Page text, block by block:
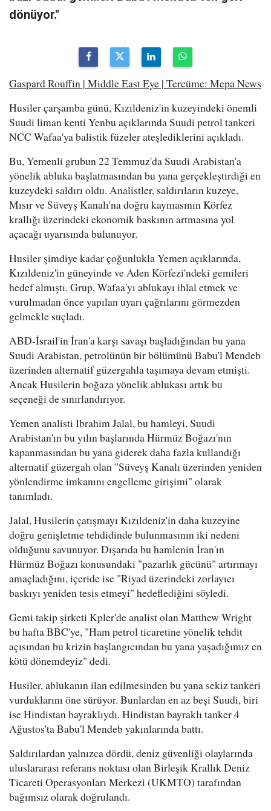
dönüyor."
Gaspard Rouffin | Middle East Eye | Tercüme: Mepa News
Husiler çarşamba günü, Kızıldeniz'in kuzeyindeki önemli
Suudi liman kenti Yenbu açıklarında Suudi petrol tankeri
NCC Wafaa'ya balistik füzeler ateşlediklerini açıkladı.
Bu, Yemenli grubun 22 Temmuz'da Suudi Arabistan'a
yönelik abluka başlatmasından bu yana gerçekleştirdiği en
kuzeydeki saldırı oldu. Analistler, saldırıların kuzeye,
Mısır ve Süveyş Kanalı'na doğru kaymasının Körfez
krallığı üzerindeki ekonomik baskının artmasına yol
açacağı uyarısında bulunuyor.
Husiler şimdiye kadar çoğunlukla Yemen açıklarında,
Kızıldeniz'in güneyinde ve Aden Körfezi'ndeki gemileri
hedef almıştı. Grup, Wafaa'yı ablukayı ihlal etmek ve
vurulmadan önce yapılan uyarı çağrılarını görmezden
gelmekle suçladı.
ABD-İsrail'in İran'a karşı savaşı başladığından bu yana
Suudi Arabistan, petrolünün bir bölümünü Babu'l Mendeb
üzerinden alternatif güzergahla taşımaya devam etmişti.
Ancak Husilerin boğaza yönelik ablukası artık bu
seçeneği de sınırlandırıyor.
Yemen analisti Ibrahim Jalal, bu hamleyi, Suudi
Arabistan'ın bu yılın başlarında Hürmüz Boğazı'nın
kapanmasından bu yana giderek daha fazla kullandığı
alternatif güzergah olan "Süveyş Kanalı üzerinden yeniden
yönlendirme imkanını engelleme girişimi" olarak
tanımladı.
Jalal, Husilerin çatışmayı Kızıldeniz'in daha kuzeyine
doğru genişletme tehdidinde bulunmasının iki nedeni
olduğunu savunuyor. Dışarıda bu hamlenin İran'ın
Hürmüz Boğazı konusundaki "pazarlık gücünü" artırmayı
amaçladığını, içeride ise "Riyad üzerindeki zorlayıcı
baskıyı yeniden tesis etmeyi" hedeflediğini söyledi.
Gemi takip şirketi Kpler'de analist olan Matthew Wright
bu hafta BBC'ye, "Ham petrol ticaretine yönelik tehdit
açısından bu krizin başlangıcından bu yana yaşadığımız en
kötü dönemdeyiz" dedi.
Husiler, ablukanın ilan edilmesinden bu yana sekiz tankeri
vurduklarını öne sürüyor. Bunlardan en az beşi Suudi, biri
ise Hindistan bayraklıydı. Hindistan bayraklı tanker 4
Ağustos'ta Babu'l Mendeb yakınlarında battı.
Saldırılardan yalnızca dördü, deniz güvenliği olaylarında
uluslararası referans noktası olan Birleşik Krallık Deniz
Ticareti Operasyonları Merkezi (UKMTO) tarafından
bağımsız olarak doğrulandı.